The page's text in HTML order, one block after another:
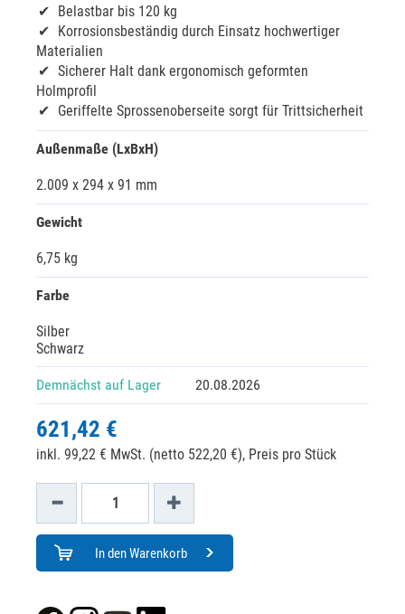
Belastbar bis 120 kg
Korrosionsbeständig durch Einsatz hochwertiger
Materialien
Sicherer Halt dank ergonomisch geformten
Holmprofil
Geriffelte Sprossenoberseite sorgt für Trittsicherheit
Außenmaße (LxBxH)
2.009 x 294 x 91 mm
Gewicht
6,75 kg
Farbe
Silber
Schwarz
Demnächst auf Lager 20.08.2026
621,42 €
inkl. 99,22 € MwSt. (netto 522,20 €), Preis pro Stück
In den Warenkorb